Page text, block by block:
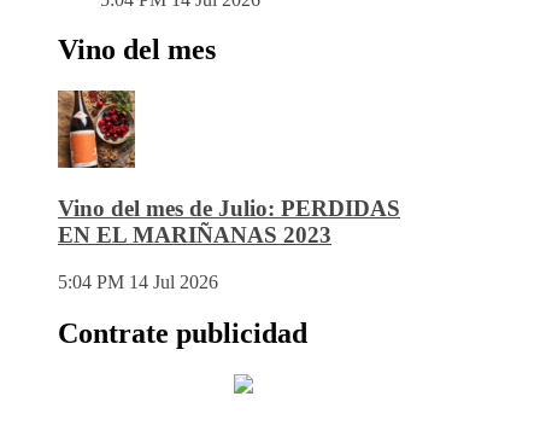
Vino del mes
Vino del mes de Julio: PERDIDAS
EN EL MARIÑANAS 2023
5:04 PM 14 Jul 2026
Contrate publicidad